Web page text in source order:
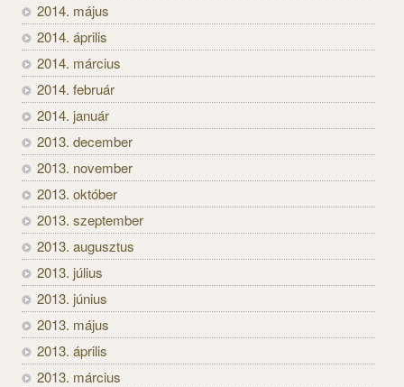
2014. május
2014. április
2014. március
2014. február
2014. január
2013. december
2013. november
2013. október
2013. szeptember
2013. augusztus
2013. július
2013. június
2013. május
2013. április
2013. március